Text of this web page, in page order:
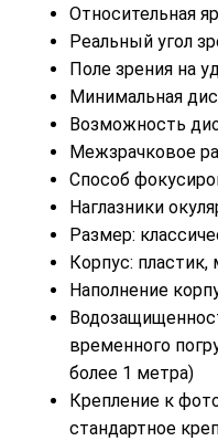
Относительная
Реальный угол
Поле зрения на
Минимальная
Возможность
Межзрачковое
Способ
Наглазники
Размер:
Корпус: пластик,
Наполнение
временного
более 1 метра)
Крепление к
стандартное